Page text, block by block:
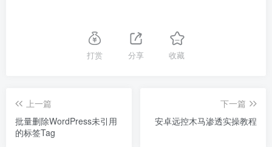
打赏 分享 收藏
上一篇
批量删除WordPress未引用
的标签Tag
下一篇
安卓远控木马渗透实操教程